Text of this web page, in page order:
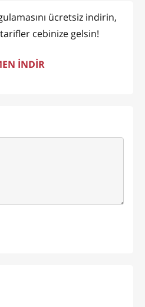
ücretsiz indirin,
cebinize gelsin!
İNDİR